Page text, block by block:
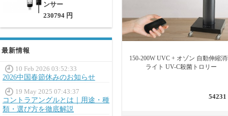
ンサー
230794 円
最新情報
10 Feb 2026 03:52:33
2026中国春節休みのお知らせ
19 May 2025 07:43:37
コントラアングルとは｜用途・種
類・選び方を徹底解説
150-200W UVC + オゾン 自動伸縮消
ライト UV-C殺菌トロリー
54231